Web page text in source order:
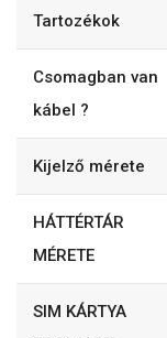
Tartozékok
Csomagban van
kábel ?
Kijelző mérete
HÁTTÉRTÁR
MÉRETE
SIM KÁRTYA